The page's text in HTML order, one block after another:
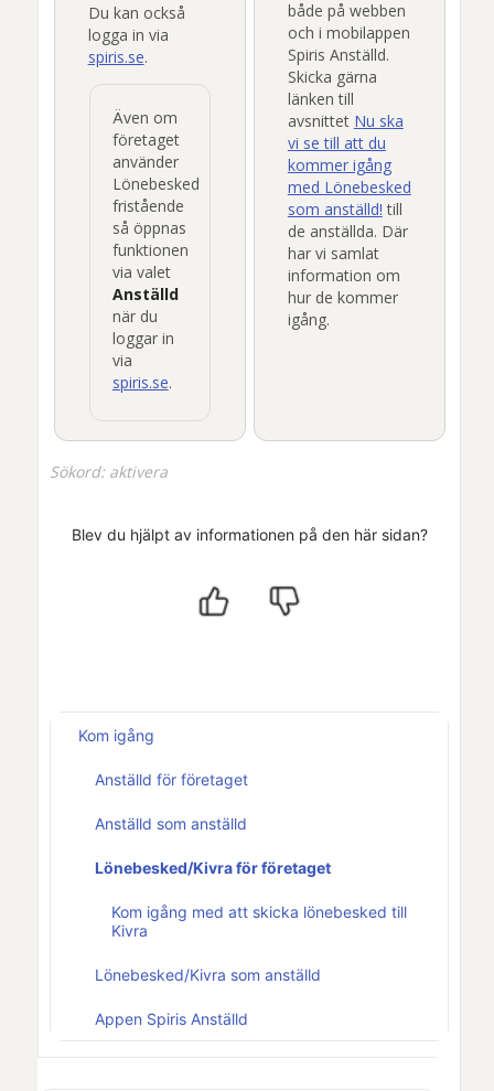
Du kan också
logga in via
spiris.se.
Även om
företaget
använder
Lönebesked
fristående
så öppnas
funktionen
via valet
Anställd
när du
loggar in
via
spiris.se.
både på webben
och i mobilappen
Spiris Anställd.
Skicka gärna
länken till
avsnittet Nu ska
vi se till att du
kommer igång
med Lönebesked
som anställd! till
de anställda. Där
har vi samlat
information om
hur de kommer
igång.
Sökord: aktivera
Blev du hjälpt av informationen på den här sidan?
Kom igång
Anställd för företaget
Anställd som anställd
Lönebesked/Kivra för företaget
Kom igång med att skicka lönebesked till
Kivra
Lönebesked/Kivra som anställd
Appen Spiris Anställd